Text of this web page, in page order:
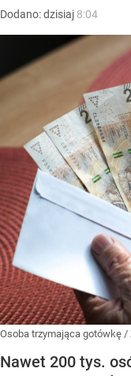
Dodano:dzisiaj 8:04
Osoba trzymająca gotówkę /
Nawet 200 tys.